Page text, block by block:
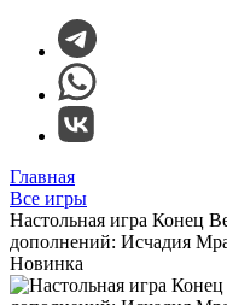
Главная
Все игры
Настольная игра Конец
дополнений: Исчадия
Новинка